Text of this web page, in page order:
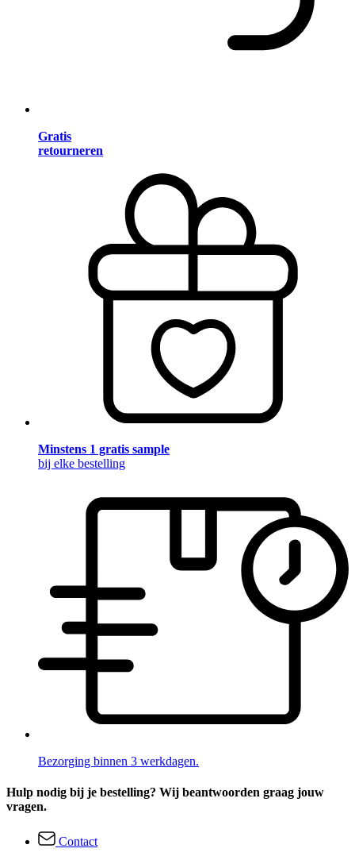
Gratis
retourneren
Minstens 1 gratis sample
bij elke bestelling
Bezorging binnen 3 werkdagen.
Hulp nodig bij je bestelling? Wij beantwoorden graag jouw
vragen.
Contact